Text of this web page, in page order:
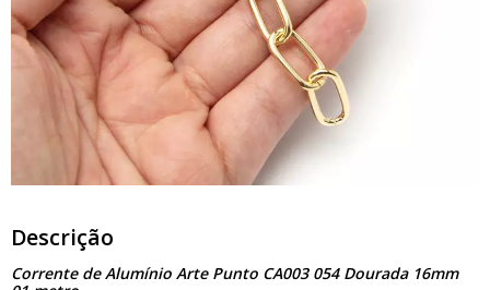
Descrição
Corrente de Alumínio Arte Punto CA003 054 Dourada 16mm